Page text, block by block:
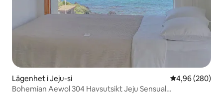
Lägenhet i Jeju-si 4,96 av 5 i
4,96 (280)
Bohemian Aewol 304 Havsutsikt Jeju Sensual